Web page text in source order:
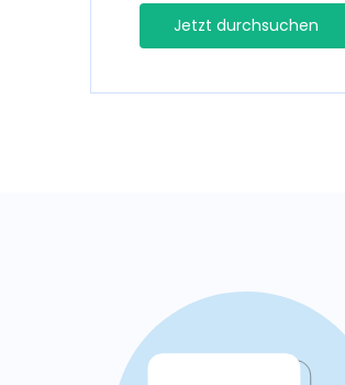
Jetzt durchsuchen